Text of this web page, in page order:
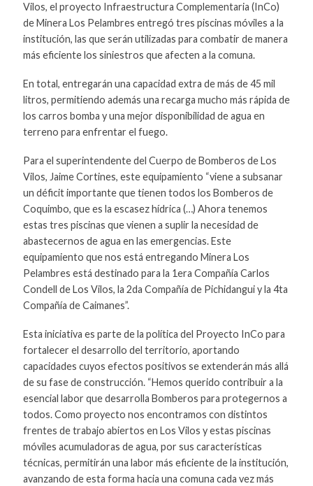
Vilos, el proyecto Infraestructura Complementaria (InCo)
de Minera Los Pelambres entregó tres piscinas móviles a la
institución, las que serán utilizadas para combatir de manera
más eficiente los siniestros que afecten a la comuna.
En total, entregarán una capacidad extra de más de 45 mil
litros, permitiendo además una recarga mucho más rápida de
los carros bomba y una mejor disponibilidad de agua en
terreno para enfrentar el fuego.
Para el superintendente del Cuerpo de Bomberos de Los
Vilos, Jaime Cortines, este equipamiento “viene a subsanar
un déficit importante que tienen todos los Bomberos de
Coquimbo, que es la escasez hídrica (…) Ahora tenemos
estas tres piscinas que vienen a suplir la necesidad de
abastecernos de agua en las emergencias. Este
equipamiento que nos está entregando Minera Los
Pelambres está destinado para la 1era Compañía Carlos
Condell de Los Vilos, la 2da Compañía de Pichidangui y la 4ta
Compañía de Caimanes”.
Esta iniciativa es parte de la política del Proyecto InCo para
fortalecer el desarrollo del territorio, aportando
capacidades cuyos efectos positivos se extenderán más allá
de su fase de construcción. “Hemos querido contribuir a la
esencial labor que desarrolla Bomberos para protegernos a
todos. Como proyecto nos encontramos con distintos
frentes de trabajo abiertos en Los Vilos y estas piscinas
móviles acumuladoras de agua, por sus características
técnicas, permitirán una labor más eficiente de la institución,
avanzando de esta forma hacia una comuna cada vez más